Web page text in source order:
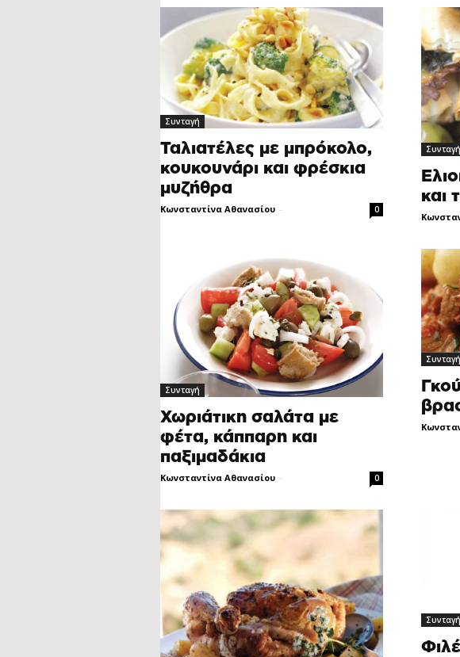
Συνταγή
Ταλιατέλες με μπρόκολο,
κουκουνάρι και φρέσκια
μυζήθρα
Κωνσταντίνα Αθανασίου - 0
Συνταγή
και
Συνταγή
Χωριάτικη σαλάτα με
φέτα, κάππαρη και
παξιμαδάκια
Κωνσταντίνα Αθανασίου - 0
Συνταγή
Συνταγή